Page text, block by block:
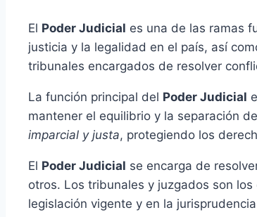
El Poder Judicial es una de las ramas
justicia y la legalidad en el país, así
tribunales encargados de resolver
La función principal del Poder Judicial
mantener el equilibrio y la separación
imparcial y justa, protegiendo los
El Poder Judicial se encarga de
otros. Los tribunales y juzgados son
legislación vigente y en la